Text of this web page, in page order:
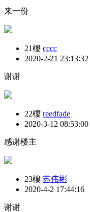
来一份
21樓 cccc
2020-2-21 23:13:32
谢谢
22樓 reedfade
2020-3-12 08:53:00
感谢楼主
23樓 苏伟彬
2020-4-2 17:44:16
谢谢